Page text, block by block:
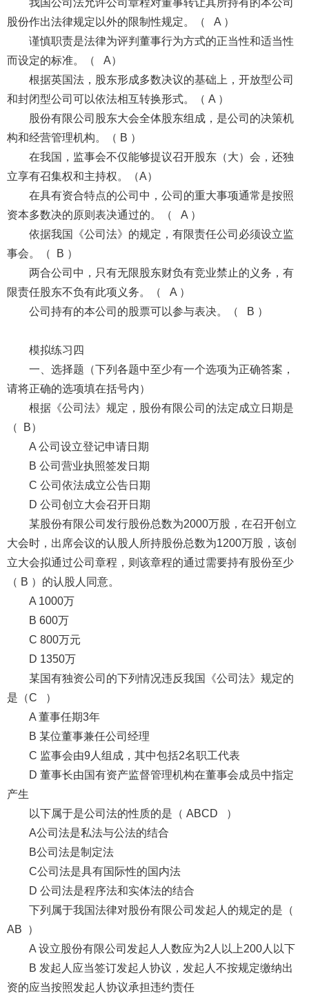
股份作出法律规定以外的限制性规定。（ A ）
谨慎职责是法律为评判董事行为方式的正当性和适当性
而设定的标准。（ A）
根据英国法，股东形成多数决议的基础上，开放型公司
和封闭型公司可以依法相互转换形式。（ A ）
股份有限公司股东大会全体股东组成，是公司的决策机
构和经营管理机构。（ B ）
在我国，监事会不仅能够提议召开股东（大）会，还独
立享有召集权和主持权。（A）
在具有资合特点的公司中，公司的重大事项通常是按照
资本多数决的原则表决通过的。（ A ）
依据我国《公司法》的规定，有限责任公司必须设立监
事会。（ B ）
两合公司中，只有无限股东财负有竞业禁止的义务，有
限责任股东不负有此项义务。（ A ）
公司持有的本公司的股票可以参与表决。（ B ）
模拟练习四
一、选择题（下列各题中至少有一个选项为正确答案，
请将正确的选项填在括号内）
根据《公司法》规定，股份有限公司的法定成立日期是
（ B）
A 公司设立登记申请日期
B 公司营业执照签发日期
C 公司依法成立公告日期
D 公司创立大会召开日期
某股份有限公司发行股份总数为2000万股，在召开创立
大会时，出席会议的认股人所持股份总数为1200万股，该创
立大会拟通过公司章程，则该章程的通过需要持有股份至少
（ B ）的认股人同意。
A 1000万
B 600万
C 800万元
D 1350万
某国有独资公司的下列情况违反我国《公司法》规定的
是（C ）
A 董事任期3年
B 某位董事兼任公司经理
C 监事会由9人组成，其中包括2名职工代表
D 董事长由国有资产监督管理机构在董事会成员中指定
产生
以下属于是公司法的性质的是（ ABCD ）
A公司法是私法与公法的结合
B公司法是制定法
C公司法是具有国际性的国内法
D 公司法是程序法和实体法的结合
下列属于我国法律对股份有限公司发起人的规定的是（
AB ）
A 设立股份有限公司发起人人数应为2人以上200人以下
B 发起人应当签订发起人协议，发起人不按规定缴纳出
资的应当按照发起人协议承担违约责任